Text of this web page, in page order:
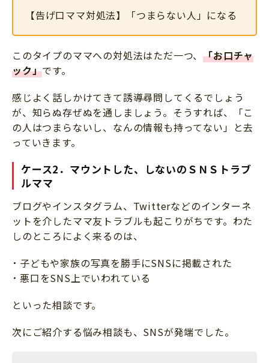
【告げ口ママ対処法】「つまらない人」になる
このタイプのママへの対処法はただ一つ、「お口チャ
ック」です。
感じよく話しかけてきて誘導尋問してくるでしょう
が、知らぬ存ぜぬを通しましょう。そうすれば、「こ
の人はつまらないし、なんの情報も持ってない」と去
っていきます。
ケース2．マウントした、しないのＳＮＳトラブ
ルママ
ブログやインスタグラム、Twitterなどのインターネ
ットを介したママ友トラブルも起こりがちです。わた
しのところによく来るのは、
子どもや家族の写真を勝手にSNSに掲載された
悪口をSNS上でいわれている
といった相談です。
次にご紹介する悩み相談も、SNSが発端でした。